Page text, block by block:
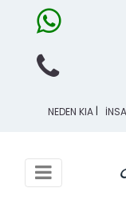
NEDEN KIA|